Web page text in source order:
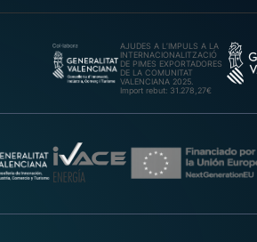
AJUDES A L’IMPULS A LA
INTERNACIONALITZACIÓ
DE PIMES EXPORTADORES
DE LA COMUNITAT
VALENCIANA 2025.
Import rebut: 31.278,27€